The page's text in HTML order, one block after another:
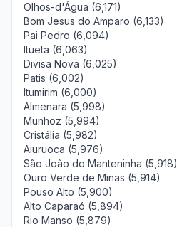
Olhos-d'Água (6,171)
Bom Jesus do Amparo (6,133)
Pai Pedro (6,094)
Itueta (6,063)
Divisa Nova (6,025)
Patis (6,002)
Itumirim (6,000)
Almenara (5,998)
Munhoz (5,994)
Cristália (5,982)
Aiuruoca (5,976)
São João do Manteninha (5,918)
Ouro Verde de Minas (5,914)
Pouso Alto (5,900)
Alto Caparaó (5,894)
Rio Manso (5,879)